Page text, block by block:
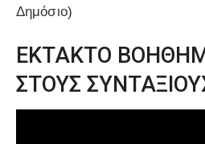
Δημόσιο)
ΕΚΤΑΚΤΟ
ΣΤΟΥΣ